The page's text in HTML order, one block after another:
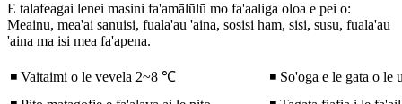
E talafeagai lenei masini fa'amālūlū mo fa'aaliga oloa e pei o:
Meainu, mea'ai sanuisi, fuala'au 'aina, sosisi ham, sisi, susu, fuala'au
'aina ma isi mea fa'apena.
◾ Vaitaimi o le vevela 2~8 ℃
◾ So'oga e le gata o le